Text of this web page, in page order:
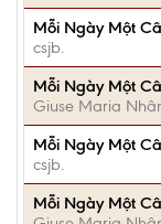
Mỗi Ngày Một
csjb.
Mỗi Ngày Một
Giuse Maria
Mỗi Ngày Một
csjb.
Mỗi Ngày Một